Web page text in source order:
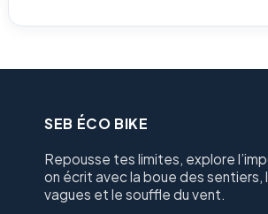
SEB ÉCO BIKE
Repousse tes limites, explore
on écrit avec la boue des sentiers,
vagues et le souffle du vent.